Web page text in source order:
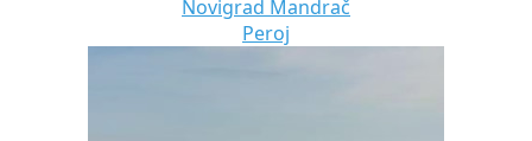
Novigrad Mandrač
Peroj